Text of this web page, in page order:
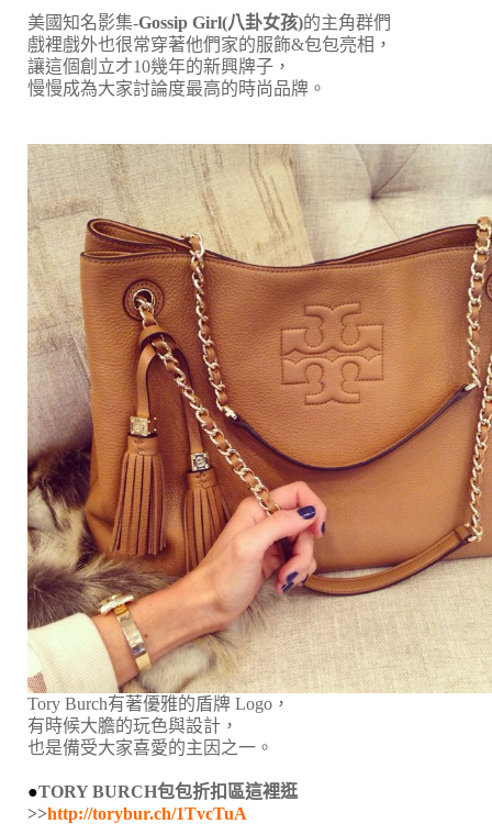
美國知名影集-Gossip Girl(八卦女孩)的主角群們
戲裡戲外也很常穿著他們家的服飾&包包亮相，
讓這個創立才10幾年的新興牌子，
慢慢成為大家討論度最高的時尚品牌。
Tory Burch有著優雅的盾牌 Logo，
有時候大膽的玩色與設計，
也是備受大家喜愛的主因之一。
●TORY BURCH包包折扣區這裡逛
>>http://torybur.ch/1TvcTuA